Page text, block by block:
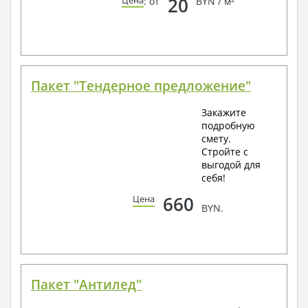
20
Пакет "Тендерное предложение"
Закажите
подробную
смету.
Стройте с
выгодой для
себя!
Цена 660 BYN.
Пакет "Антилед"